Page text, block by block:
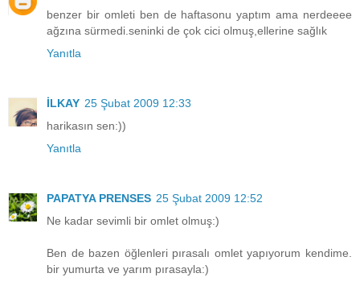
benzer bir omleti ben de haftasonu yaptım ama nerdeeee
ağzına sürmedi.seninki de çok cici olmuş,ellerine sağlık
Yanıtla
İLKAY 25 Şubat 2009 12:33
harikasın sen:))
Yanıtla
PAPATYA PRENSES 25 Şubat 2009 12:52
Ne kadar sevimli bir omlet olmuş:)
Ben de bazen öğlenleri pırasalı omlet yapıyorum kendime.
bir yumurta ve yarım pırasayla:)